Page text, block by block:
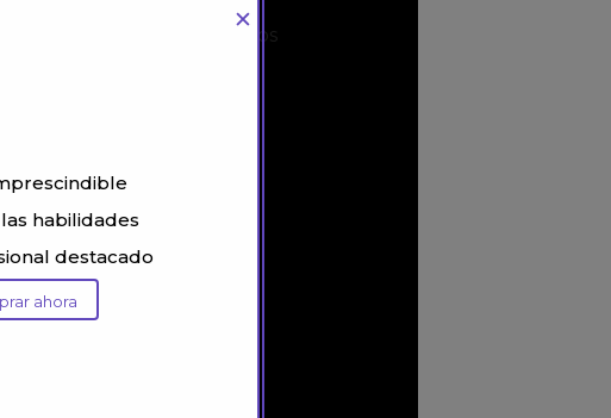
resolución de conflictos
✕
habilidades
destacado
ahora